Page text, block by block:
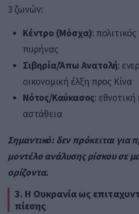
3 ζωνών:
Κέντρο (Μόσχα):
πυρήνας
Σιβηρία/Άπω Ανατολή:
οικονομική έλξη προς Κίνα
Νότος/Καύκασος: εθνοτική
αστάθεια
Σημαντικό: δεν πρόκειται για
μοντέλο ανάλυσης ρίσκου σε
ορίζοντα.
3. Η Ουκρανία ως
πίεσης